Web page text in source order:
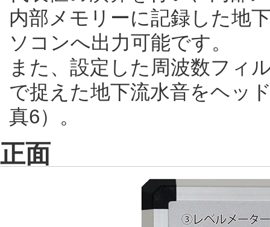
内部メモリーに記録した地
ソコンへ出力可能です。
また、設定した周波数フィ
で捉えた地下流水音をヘッ
真6）。
正面